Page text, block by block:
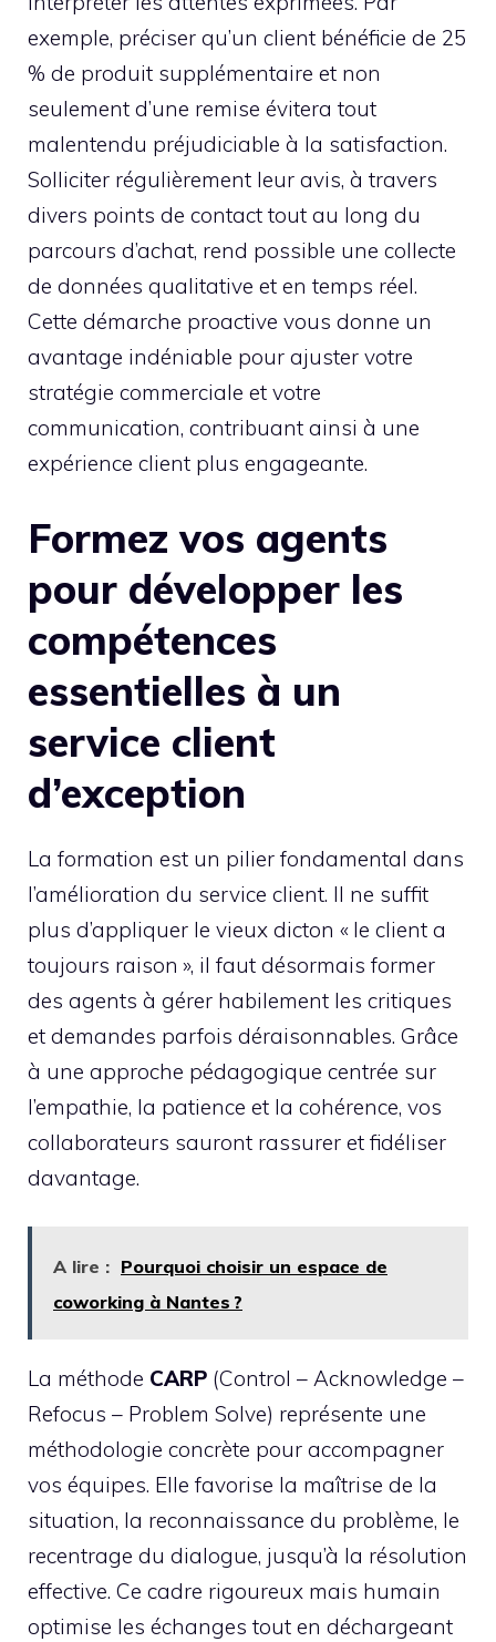
exemple, préciser qu’un client bénéficie de 25
% de produit supplémentaire et non
seulement d’une remise évitera tout
malentendu préjudiciable à la satisfaction.
Solliciter régulièrement leur avis, à travers
divers points de contact tout au long du
parcours d’achat, rend possible une collecte
de données qualitative et en temps réel.
Cette démarche proactive vous donne un
avantage indéniable pour ajuster votre
stratégie commerciale et votre
communication, contribuant ainsi à une
expérience client plus engageante.
Formez vos agents
pour développer les
compétences
essentielles à un
service client
d’exception
La formation est un pilier fondamental dans
l’amélioration du service client. Il ne suffit
plus d’appliquer le vieux dicton « le client a
toujours raison », il faut désormais former
des agents à gérer habilement les critiques
et demandes parfois déraisonnables. Grâce
à une approche pédagogique centrée sur
l’empathie, la patience et la cohérence, vos
collaborateurs sauront rassurer et fidéliser
davantage.
A lire : Pourquoi choisir un espace de
coworking à Nantes ?
La méthode CARP (Control – Acknowledge –
Refocus – Problem Solve) représente une
méthodologie concrète pour accompagner
vos équipes. Elle favorise la maîtrise de la
situation, la reconnaissance du problème, le
recentrage du dialogue, jusqu’à la résolution
effective. Ce cadre rigoureux mais humain
optimise les échanges tout en déchargeant